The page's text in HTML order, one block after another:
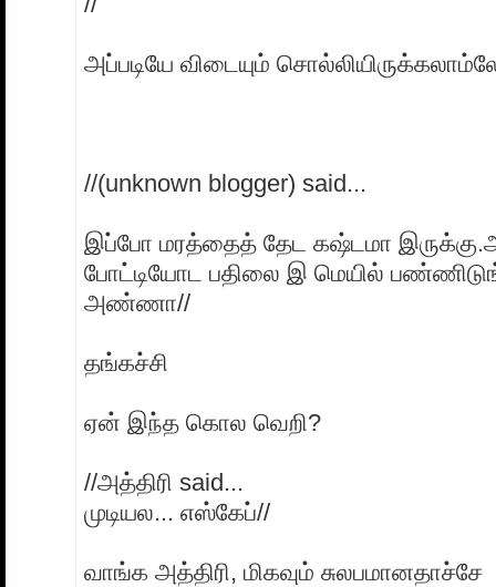
அப்படியே விடையும்
//(unknown blogger) said...
இப்போ மரத்தைத் தேட கஷ்டமா
போட்டியோட பதிலை இ மெயில்
அண்ணா//
தங்கச்சி
ஏன் இந்த கொல வெறி?
//அத்திரி said...
முடியல... எஸ்கேப்//
வாங்க அத்திரி, மிகவும் சுலபமானதாச்சே